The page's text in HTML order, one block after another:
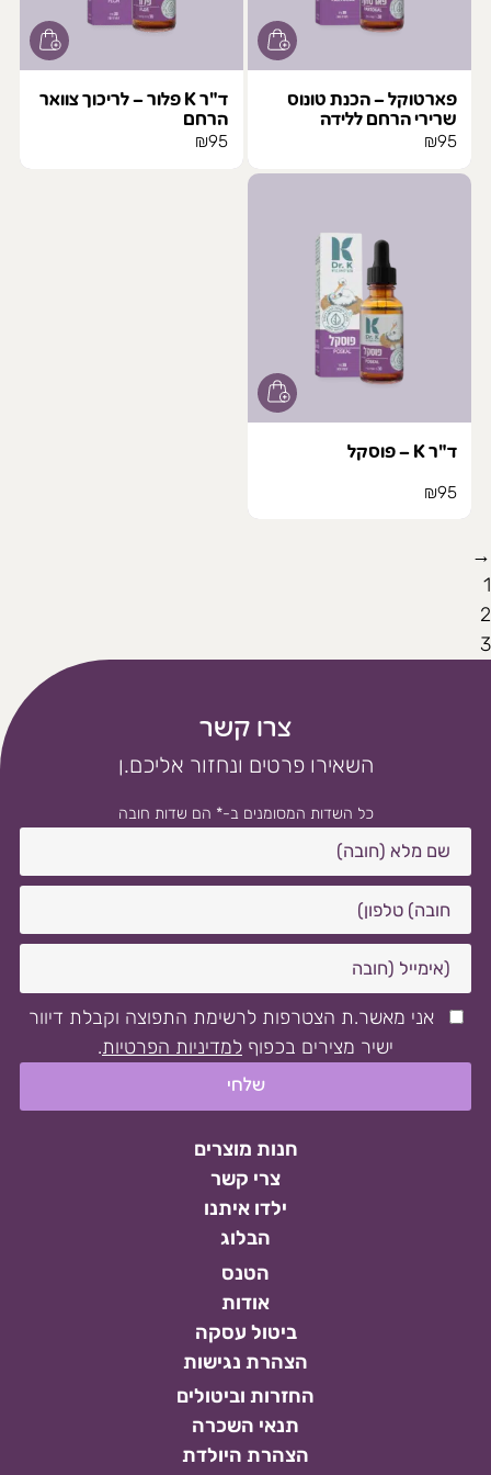
פארטוקל – הכנת טונוס
שרירי הרחם ללידה
₪95
ד"ר K פלור – לריכוך צוואר
הרחם
₪95
ד"ר K – פוסקל
₪95
→
1
2
3
חנות מוצרים
צרי קשר
ילדו איתנו
הבלוג
הטנס
אודות
ביטול עסקה
הצהרת נגישות
החזרות וביטולים
תנאי השכרה
הצהרת היולדת
צרו קשר
השאירו פרטים ונחזור אליכם.ן
כל השדות המסומנים ב-* הם שדות חובה
אני מאשר.ת הצטרפות לרשימת התפוצה וקבלת דיוור
ישיר מצירים בכפוף למדיניות הפרטיות.